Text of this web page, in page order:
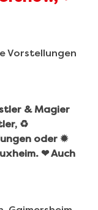
& Magier
♻
oder ✹
❤ Auch